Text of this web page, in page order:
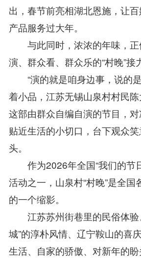
出，春节前亮相湖北恩施，让
产品服务过大年。
与此同时，浓浓的年味，正
演、群众看、群众乐的“村晚”接
“演的就是咱身边事，说的是
着小品，江苏无锡山泉村村民陈
这部由群众自编自演的节目，
贴近生活的小切口，台下观众
头。
作为2026年全国“我们的节
活动之一，山泉村“村晚”是全国
的一个缩影。
江苏苏州街巷里的民俗体验
城”的淳朴风情、辽宁鞍山的
生活、自家的骄傲、对新年的